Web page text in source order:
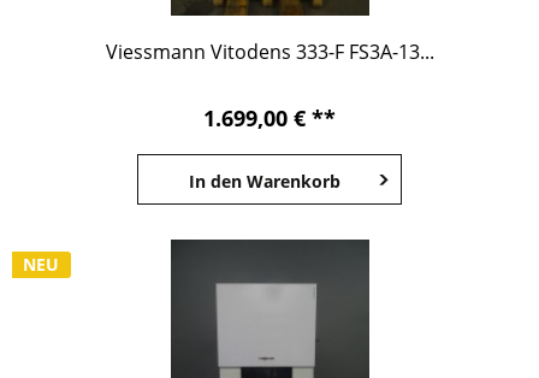
Viessmann Vitodens 333-F FS3A-13...
1.699,00 € **
In den Warenkorb
NEU